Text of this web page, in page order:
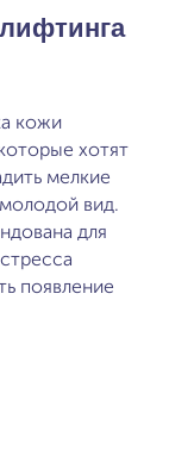
кожи
хотят
мелкие
вид.
для
появление